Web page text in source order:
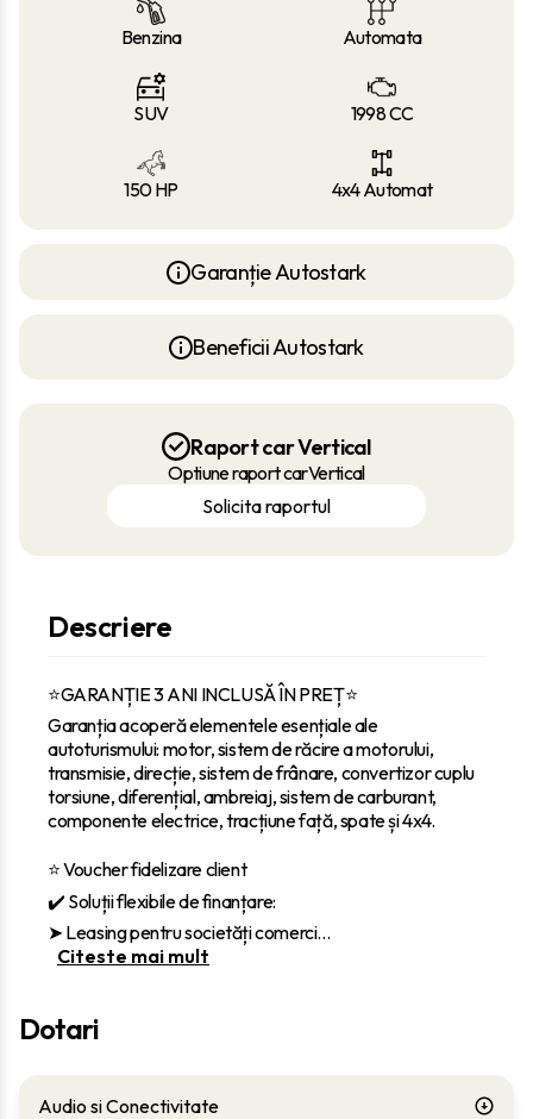
Benzina Automata
SUV 1998 CC
150 HP 4x4 Automat
Garanție Autostark
Beneficii Autostark
Raport car Vertical
Optiune raport carVertical
Solicita raportul
Descriere
⭐GARANȚIE 3 ANI INCLUSĂ ÎN PREȚ⭐
Garanția acoperă elementele esențiale ale
autoturismului: motor, sistem de răcire a motorului,
transmisie, direcție, sistem de frânare, convertizor cuplu
torsiune, diferențial, ambreiaj, sistem de carburant,
componente electrice, tracțiune față, spate și 4x4.
⭐ Voucher fidelizare client
✔️ Soluții flexibile de finanțare:
‎➤ Leasing pentru societăți comerci...
Citeste mai mult
Dotari
Audio si Conectivitate